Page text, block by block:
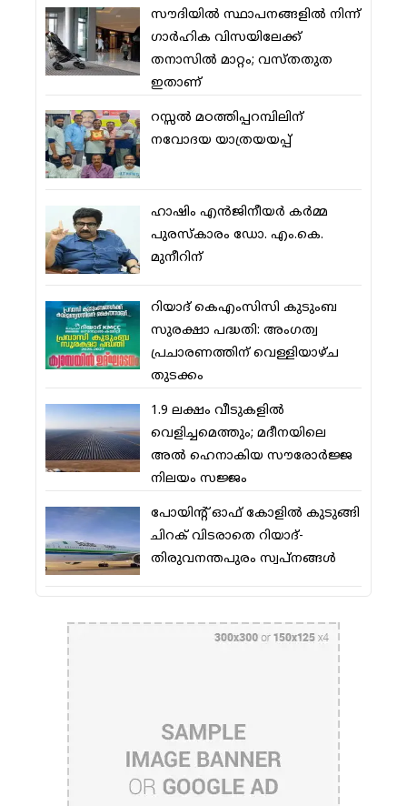
സൗദിയില്‍ സ്ഥാപനങ്ങളില്‍ നിന്ന്
ഗാര്‍ഹിക വിസയിലേക്ക്
തനാസില്‍ മാറ്റം; വസ്തതുത
ഇതാണ്
റസ്സല്‍ മഠത്തിപ്പറമ്പിലിന്
നവോദയ യാത്രയയപ്പ്
ഹാഷിം എന്‍ജിനീയര്‍ കര്‍മ്മ
പുരസ്‌കാരം ഡോ. എം.കെ.
മുനീറിന്
റിയാദ് കെഎംസിസി കുടുംബ
സുരക്ഷാ പദ്ധതി: അംഗത്വ
പ്രചാരണത്തിന് വെള്ളിയാഴ്ച
തുടക്കം
1.9 ലക്ഷം വീടുകളില്‍
വെളിച്ചമെത്തും; മദീനയിലെ
അല്‍ ഹെനാകിയ സൗരോര്‍ജ്ജ
നിലയം സജ്ജം
പോയിന്റ് ഓഫ് കോളില്‍ കുടുങ്ങി
ചിറക് വിടരാതെ റിയാദ്-
തിരുവനന്തപുരം സ്വപ്നങ്ങള്‍